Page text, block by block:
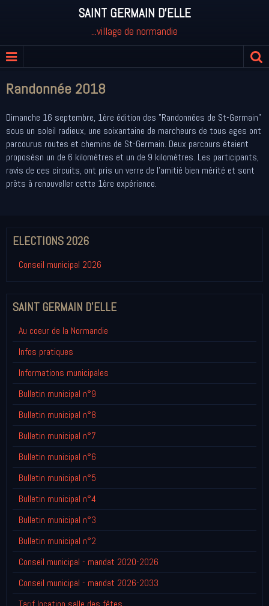
SAINT GERMAIN D'ELLE
...village de normandie
Randonnée 2018
Dimanche 16 septembre, 1ère édition des "Randonnées de St-Germain"
sous un soleil radieux, une soixantaine de marcheurs de tous ages ont
parcourus routes et chemins de St-Germain. Deux parcours étaient
proposésn un de 6 kilomètres et un de 9 kilomètres. Les participants,
ravis de ces circuits, ont pris un verre de l'amitié bien mérité et sont
prèts à renouveller cette 1ère expérience.
ELECTIONS 2026
Conseil municipal 2026
SAINT GERMAIN D'ELLE
Au coeur de la Normandie
Infos pratiques
Informations municipales
Bulletin municipal n°9
Bulletin municipal n°8
Bulletin municipal n°7
Bulletin municipal n°6
Bulletin municipal n°5
Bulletin municipal n°4
Bulletin municipal n°3
Bulletin municipal n°2
Conseil municipal - mandat 2020-2026
Conseil municipal - mandat 2026-2033